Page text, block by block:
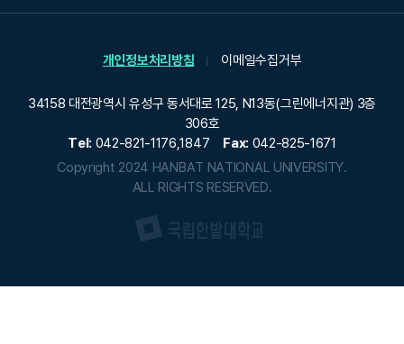
개인정보처리방침 이메일수집거부
34158 대전광역시 유성구 동서대로 125, N13동(그린에너지관) 3층
306호
Tel: 042-821-1176,1847 Fax: 042-825-1671
Copyright 2024 HANBAT NATIONAL UNIVERSITY.
ALL RIGHTS RESERVED.